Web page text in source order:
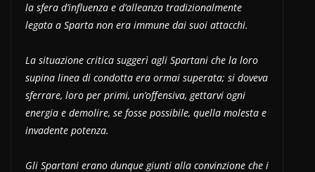
la sfera d’influenza e d’alleanza tradizionalmente
legata a Sparta non era immune dai suoi attacchi.
La situazione critica suggerì agli Spartani che la loro
supina linea di condotta era ormai superata; si doveva
sferrare, loro per primi, un’offensiva, gettarvi ogni
energia e demolire, se fosse possibile, quella molesta e
invadente potenza.
Gli Spartani erano dunque giunti alla convinzione che i